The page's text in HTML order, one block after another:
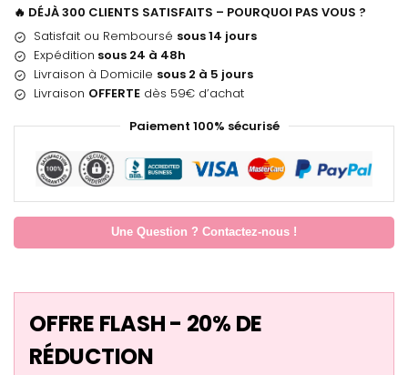
🔥 DÉJÀ 300 CLIENTS SATISFAITS – POURQUOI PAS VOUS ?
Satisfait ou Remboursé sous 14 jours
Expédition sous 24 à 48h
Livraison à Domicile sous 2 à 5 jours
Livraison OFFERTE dès 59€ d’achat
Paiement 100% sécurisé
Une Question ? Contactez-nous !
OFFRE FLASH - 20% DE
RÉDUCTION